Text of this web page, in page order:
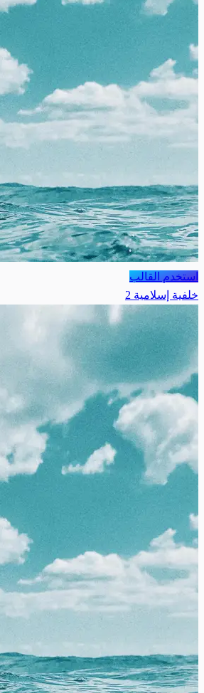
استخدم القالب
خلفية إسلامية 2